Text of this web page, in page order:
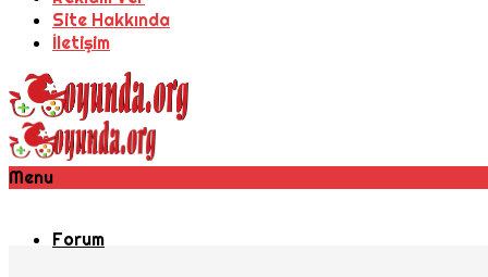
Site Hakkında
İletişim
Menu
Forum